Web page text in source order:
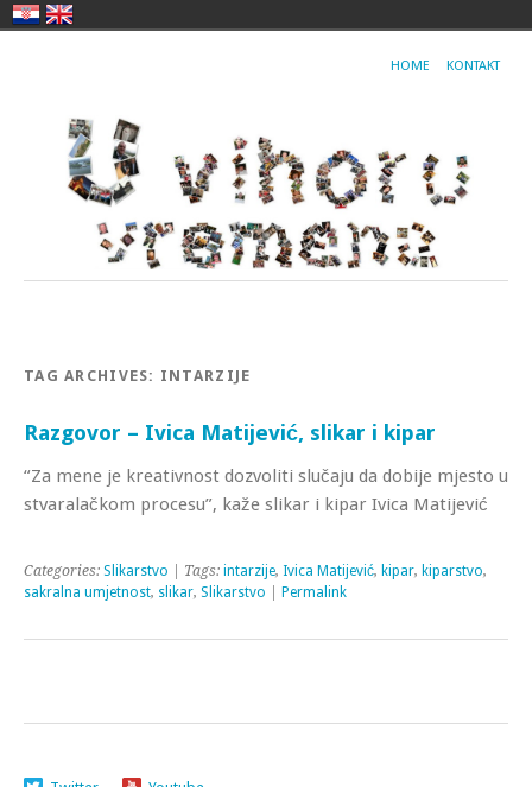
HOME KONTAKT
TAG ARCHIVES: INTARZIJE
Razgovor – Ivica Matijević, slikar i kipar
“Za mene je kreativnost dozvoliti slučaju da dobije mjesto u
stvaralačkom procesu”, kaže slikar i kipar Ivica Matijević
Categories: Slikarstvo | Tags: intarzije, Ivica Matijević, kipar, kiparstvo,
sakralna umjetnost, slikar, Slikarstvo Permalink